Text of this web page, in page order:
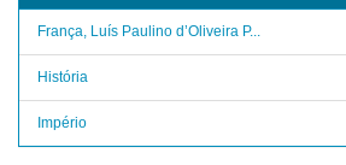
França, Luís Paulino d’Oliveira P...
História
Império